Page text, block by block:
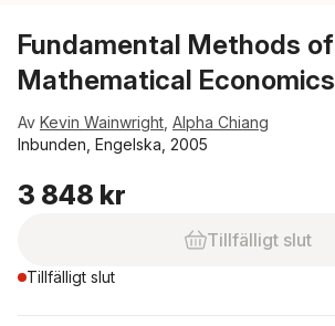
Fundamental Methods of
Mathematical Economics
Av Kevin Wainwright Alpha Chiang
Inbunden, Engelska, 2005
3 848 kr
Tillfälligt slut
Tillfälligt slut